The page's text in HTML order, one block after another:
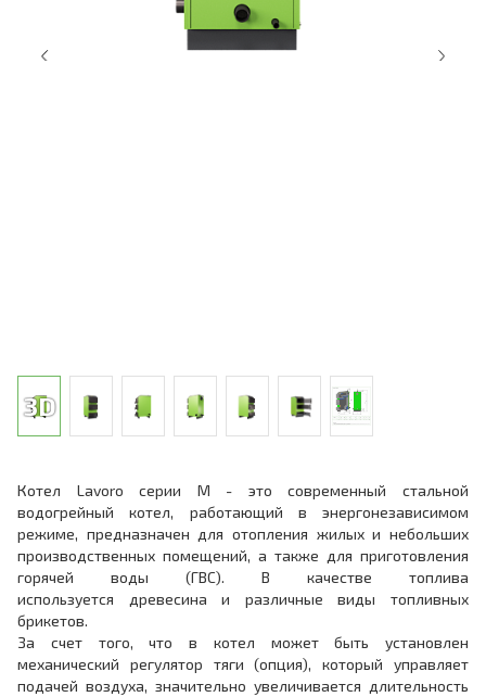
Котел Lavoro серии M - это современный стальной
водогрейный котел, работающий в энергонезависимом
режиме, предназначен для отопления жилых и небольших
производственных помещений, а также для приготовления
горячей воды (ГВС). В качестве топлива
используется древесина и различные виды топливных
брикетов.
За счет того, что в котел может быть установлен
механический регулятор тяги (опция), который управляет
подачей воздуха, значительно увеличивается длительность